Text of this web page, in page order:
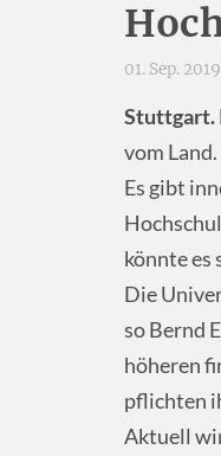
01. Sep.
Stuttgart.
vom Land.
Es gibt
könnte es
Die
so Bernd
höheren
pflichten
Aktuell